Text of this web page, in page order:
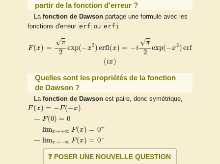
partir de la fonction d'erreur ?
La fonction de Dawsonpartage une formule avec les
fonctions d'erreur erf ou erfi
F(x) =
√π
2
exp(−x2)erfi(x) = −i
√π
2
exp(−x2)erf
(ix)
π2 (−
Quelles sont les propriétés de la fonction
de Dawson ?
La fonction de Dawsonest paire, donc symétrique,
F (x) = − F(−x)
F(x = x)
— F(0) = 0
F(0)=
— limx→+∞ F (x) = 0+
lim F( )= +
— limx→−∞ F (x) = 0−
lim F( )= −
❓ POSER UNE NOUVELLE QUESTION